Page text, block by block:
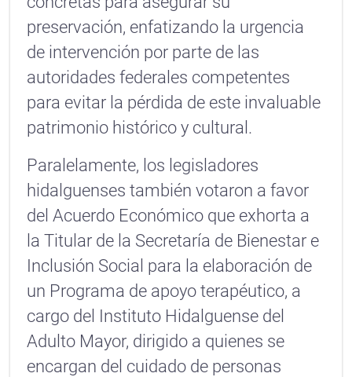
preservación, enfatizando la urgencia
de intervención por parte de las
autoridades federales competentes
para evitar la pérdida de este invaluable
patrimonio histórico y cultural.
Paralelamente, los legisladores
hidalguenses también votaron a favor
del Acuerdo Económico que exhorta a
la Titular de la Secretaría de Bienestar e
Inclusión Social para la elaboración de
un Programa de apoyo terapéutico, a
cargo del Instituto Hidalguense del
Adulto Mayor, dirigido a quienes se
encargan del cuidado de personas